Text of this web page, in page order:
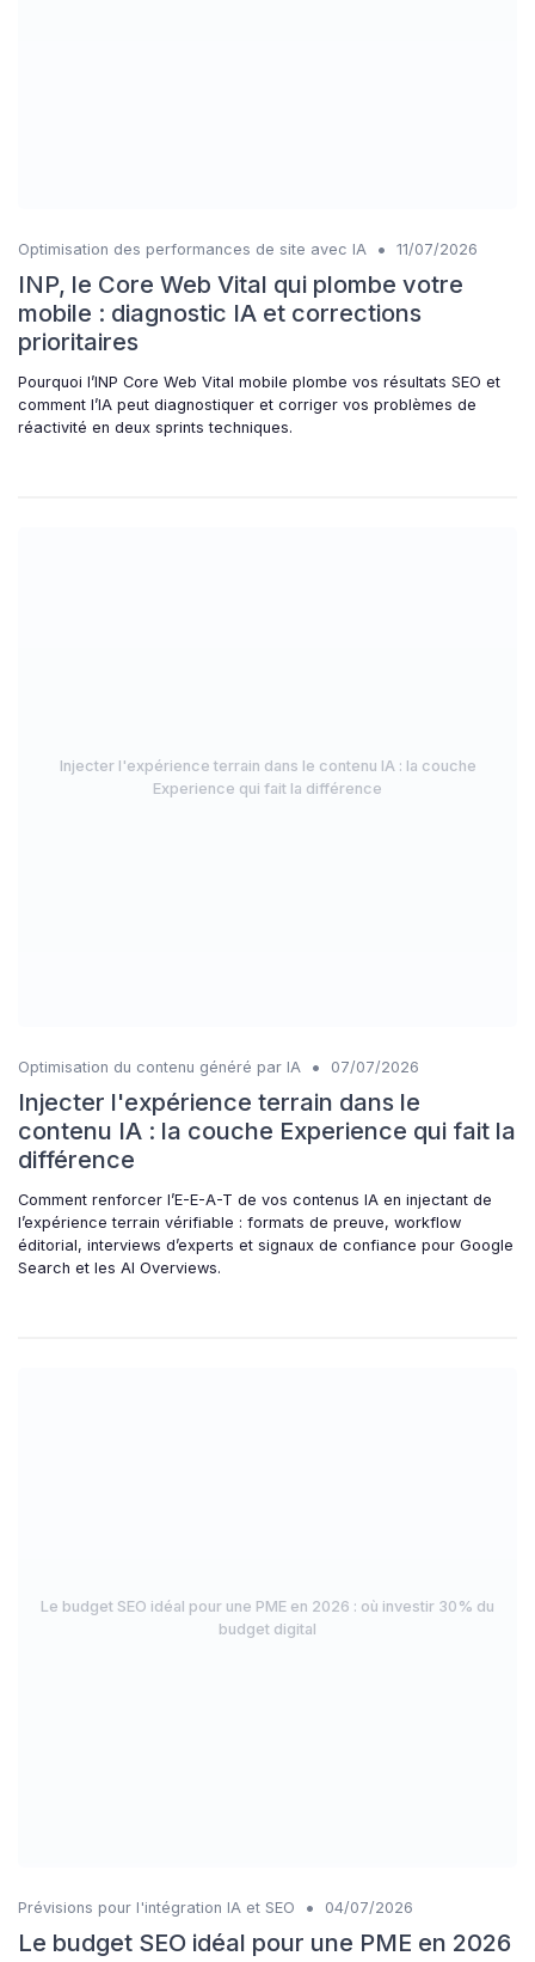
Optimisation des performances de site avec IA • 11/07/2026
INP, le Core Web Vital qui plombe votre
mobile : diagnostic IA et corrections
prioritaires
Pourquoi l’INP Core Web Vital mobile plombe vos résultats SEO et
comment l’IA peut diagnostiquer et corriger vos problèmes de
réactivité en deux sprints techniques.
Injecter l'expérience terrain dans le contenu IA : la couche
Experience qui fait la différence
Optimisation du contenu généré par IA • 07/07/2026
Injecter l'expérience terrain dans le
contenu IA : la couche Experience qui fait la
différence
Comment renforcer l’E-E-A-T de vos contenus IA en injectant de
l’expérience terrain vérifiable : formats de preuve, workflow
éditorial, interviews d’experts et signaux de confiance pour Google
Search et les AI Overviews.
Le budget SEO idéal pour une PME en 2026 : où investir 30% du
budget digital
Prévisions pour l'intégration IA et SEO • 04/07/2026
Le budget SEO idéal pour une PME en 2026